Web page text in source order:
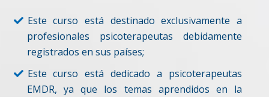
Este curso está destinado exclusivamente a
profesionales psicoterapeutas debidamente
registrados en sus países;
Este curso está dedicado a psicoterapeutas
EMDR, ya que los temas aprendidos en la